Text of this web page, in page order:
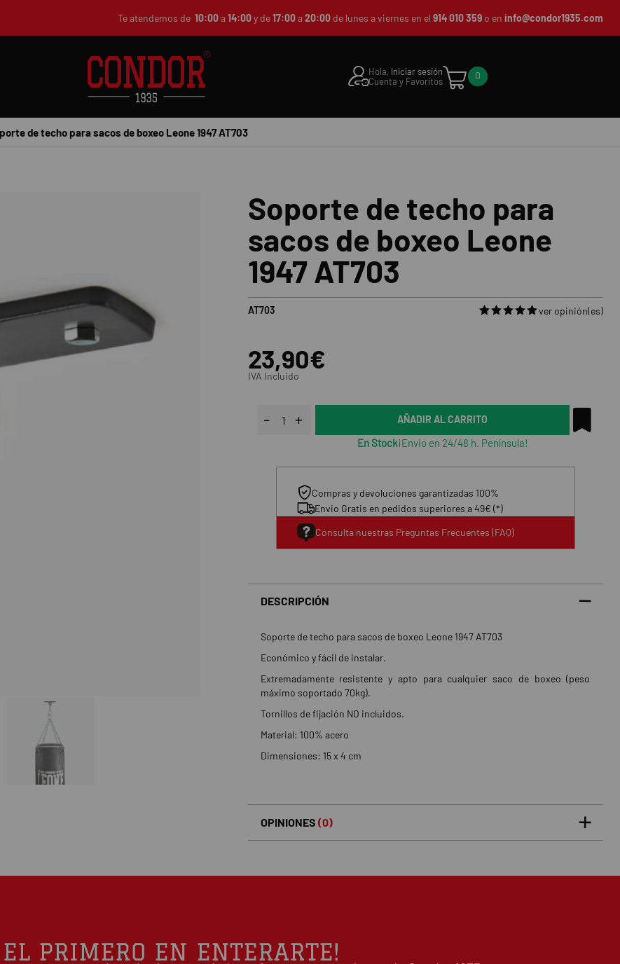
Te atendemos de 10:00a14:00y de17:00a20:00de lunes a viernes en el 914 010 359o en info@condor1935.com
Hola, Iniciar sesión
Cuenta y Favoritos
0
de techo para sacos de boxeo Leone 1947 AT703
Soporte de techo para
sacos de boxeo Leone
1947 AT703
AT703 ver opinión(es)
23,90€
IVA Incluido
AÑADIR AL CARRITO
En Stock¡Envio en 24/48 h. Península!
Compras y devoluciones garantizadas 100%
Envio Gratis en pedidos superiores a 49€ (*)
Consulta nuestras Preguntas Frecuentes (FAQ)
DESCRIPCIÓN
Soporte de techo para sacos de boxeo Leone 1947 AT703
Económico y fácil de instalar.
Extremadamente resistente y apto para cualquier saco de boxeo (peso
máximo soportado 70kg).
Tornillos de fijación NO incluidos.
Material: 100% acero
Dimensiones: 15 x 4 cm
OPINIONES (0)
5 estrellas
0%
Escribe tu opinión sobre este artículo
EL PRIMERO EN ENTERARTE!